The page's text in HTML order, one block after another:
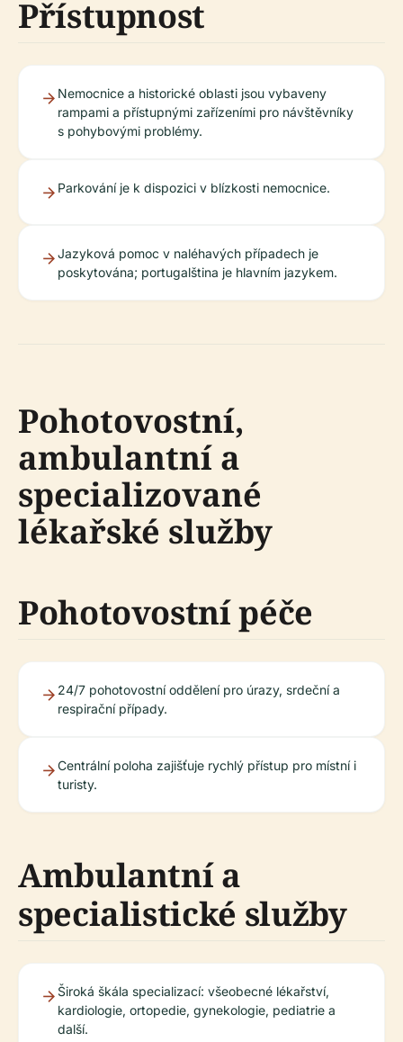
Přístupnost
Nemocnice a historické oblasti jsou vybaveny
rampami a přístupnými zařízeními pro návštěvníky
s pohybovými problémy.
Parkování je k dispozici v blízkosti nemocnice.
Jazyková pomoc v naléhavých případech je
poskytována; portugalština je hlavním jazykem.
Pohotovostní,
ambulantní a
specializované
lékařské služby
Pohotovostní péče
24/7 pohotovostní oddělení pro úrazy, srdeční a
respirační případy.
Centrální poloha zajišťuje rychlý přístup pro místní i
turisty.
Ambulantní a
specialistické služby
Široká škála specializací: všeobecné lékařství,
kardiologie, ortopedie, gynekologie, pediatrie a
další.